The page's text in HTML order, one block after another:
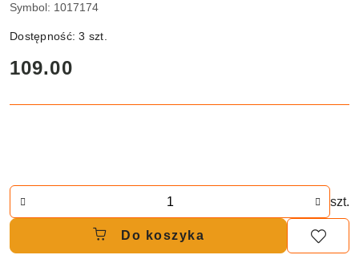
Symbol: 1017174
Dostępność:3 szt.
cena:
109.00
szt.
Do koszyka